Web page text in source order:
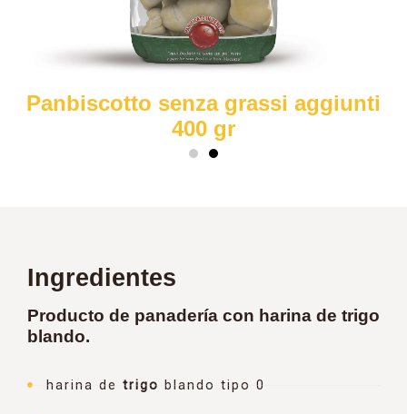
Panbiscotto senza grassi aggiunti
400 gr
Ingredientes
Producto de panadería con harina de trigo
blando.
harina de trigo blando tipo 0